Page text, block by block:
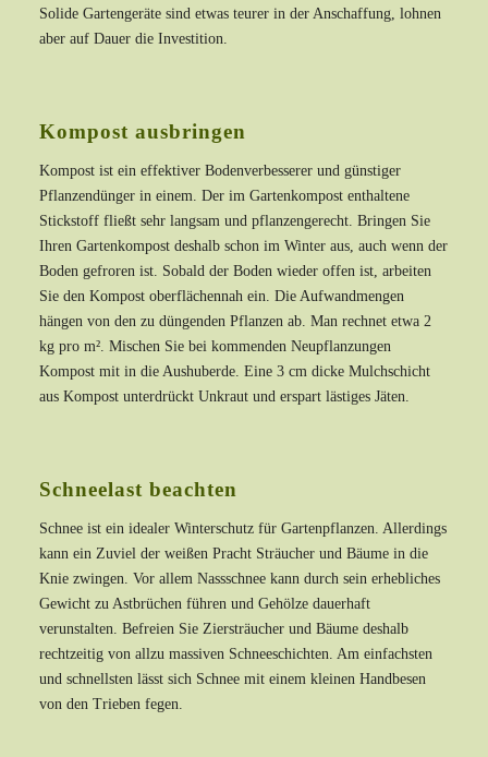
Solide Gartengeräte sind etwas teurer in der Anschaffung, lohnen
aber auf Dauer die Investition.
Kompost ausbringen
Kompost ist ein effektiver Bodenverbesserer und günstiger
Pflanzendünger in einem. Der im Gartenkompost enthaltene
Stickstoff fließt sehr langsam und pflanzengerecht. Bringen Sie
Ihren Gartenkompost deshalb schon im Winter aus, auch wenn der
Boden gefroren ist. Sobald der Boden wieder offen ist, arbeiten
Sie den Kompost oberflächennah ein. Die Aufwandmengen
hängen von den zu düngenden Pflanzen ab. Man rechnet etwa 2
kg pro m². Mischen Sie bei kommenden Neupflanzungen
Kompost mit in die Aushuberde. Eine 3 cm dicke Mulchschicht
aus Kompost unterdrückt Unkraut und erspart lästiges Jäten.
Schneelast beachten
Schnee ist ein idealer Winterschutz für Gartenpflanzen. Allerdings
kann ein Zuviel der weißen Pracht Sträucher und Bäume in die
Knie zwingen. Vor allem Nassschnee kann durch sein erhebliches
Gewicht zu Astbrüchen führen und Gehölze dauerhaft
verunstalten. Befreien Sie Ziersträucher und Bäume deshalb
rechtzeitig von allzu massiven Schneeschichten. Am einfachsten
und schnellsten lässt sich Schnee mit einem kleinen Handbesen
von den Trieben fegen.